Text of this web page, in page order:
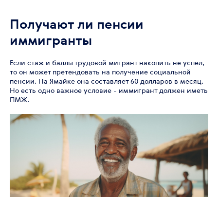
Получают ли пенсии
иммигранты
Если стаж и баллы трудовой мигрант накопить не успел,
то он может претендовать на получение социальной
пенсии. На Ямайке она составляет 60 долларов в месяц.
Но есть одно важное условие - иммигрант должен иметь
ПМЖ.